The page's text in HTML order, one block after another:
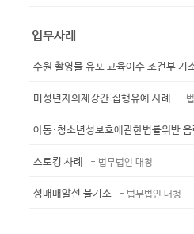
업무사례
수원 촬영물 유포 교육이수 조건부 기
미성년자의제강간 집행유예 사례 -
스토킹 사례 - 법무법인 대청
성매매알선 불기소 - 법무법인 대청